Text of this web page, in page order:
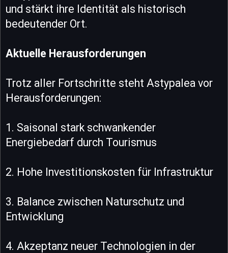
und stärkt ihre Identität als historisch
bedeutender Ort.
Aktuelle Herausforderungen
Trotz aller Fortschritte steht Astypalea vor
Herausforderungen:
1. Saisonal stark schwankender
Energiebedarf durch Tourismus
2. Hohe Investitionskosten für Infrastruktur
3. Balance zwischen Naturschutz und
Entwicklung
4. Akzeptanz neuer Technologien in der